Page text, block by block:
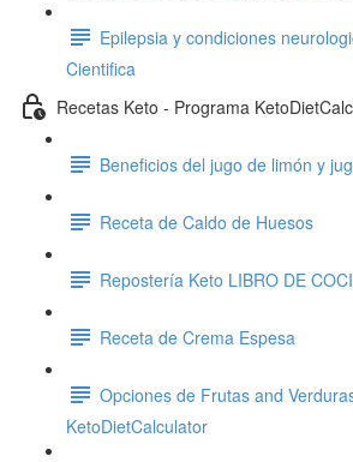
Epilepsia y condiciones
Cientifica
Recetas Keto - Programa
Beneficios del jugo de limón y
Receta de Caldo de Huesos
Repostería Keto LIBRO DE
Receta de Crema Espesa
Opciones de Frutas and
KetoDietCalculator